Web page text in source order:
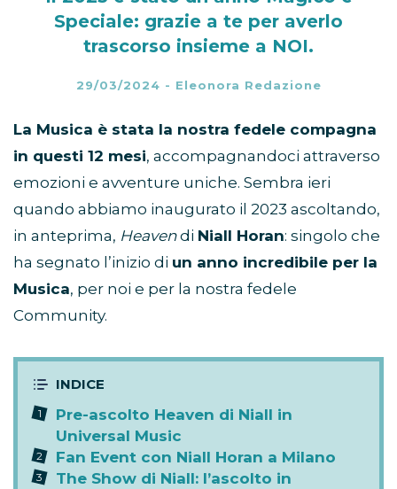
Speciale: grazie a te per averlo
trascorso insieme a NOI.
29/03/2024 - Eleonora Redazione
La Musica è stata la nostra fedele compagna
in questi 12 mesi, accompagnandoci attraverso
emozioni e avventure uniche. Sembra ieri
quando abbiamo inaugurato il 2023 ascoltando,
in anteprima, Heavendi Niall Horan: singolo che
ha segnato l’inizio di un anno incredibile per la
Musica, per noi e per la nostra fedele
Community.
Pre-ascolto Heaven di Niall in
Universal Music
Fan Event con Niall Horan a Milano
The Show di Niall: l’ascolto in